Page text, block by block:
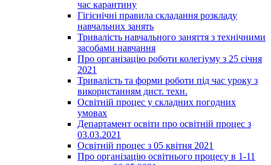
час карантину
Гігієнічні правила складання розкладу
навчальних занять
Тривалість навчального заняття з технічними
засобами навчання
Про організацію роботи колегіуму з 25 січня
2021
Тривалість та форми роботи під час уроку з
використанням дист. техн.
Освітній процес у складних погодних
умовах
Департамент освіти про освітній процес з
03.03.2021
Освітній процес з 05 квітня 2021
Про організацію освітнього процесу в 1-11